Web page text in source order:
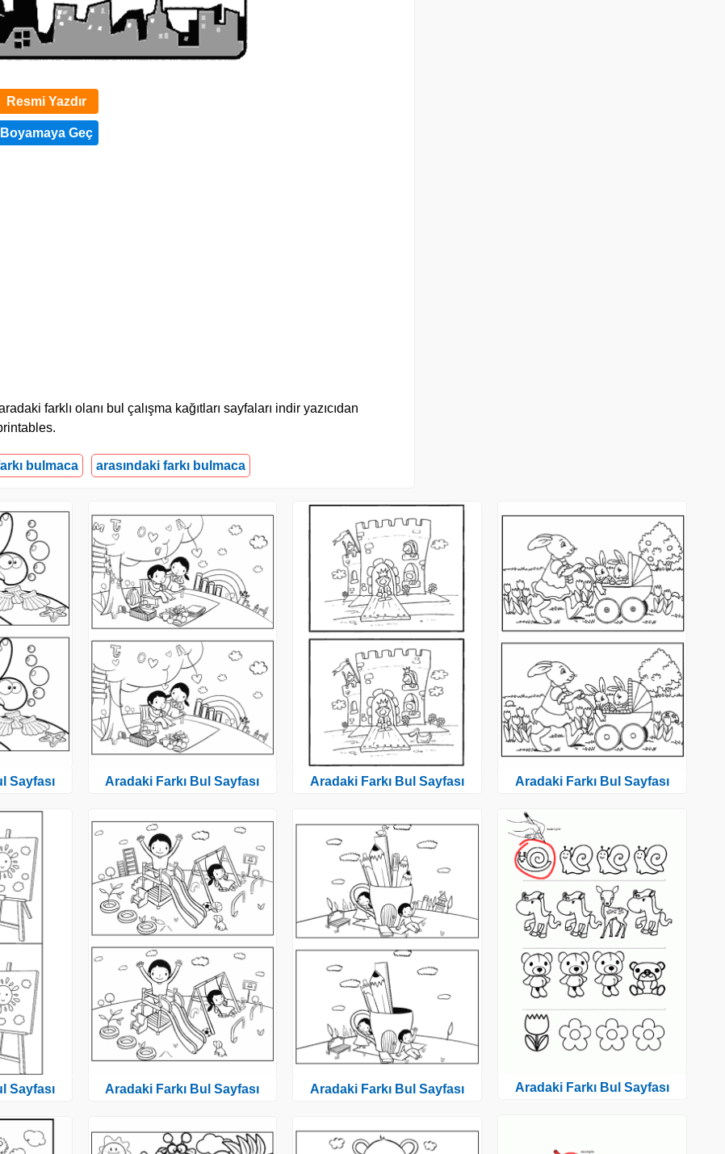
Resmi Yazdır
farklı olanı bul çalışma kağıtları sayfaları indir yazıcıdan
bulmaca arasındaki farkı bulmaca
Sayfası
Sayfası
Aradaki Farkı Bul Sayfası
Aradaki Farkı Bul Sayfası
Aradaki Farkı Bul Sayfası
Aradaki Farkı Bul Sayfası
Aradaki Farkı Bul Sayfası
Aradaki Farkı Bul Sayfası